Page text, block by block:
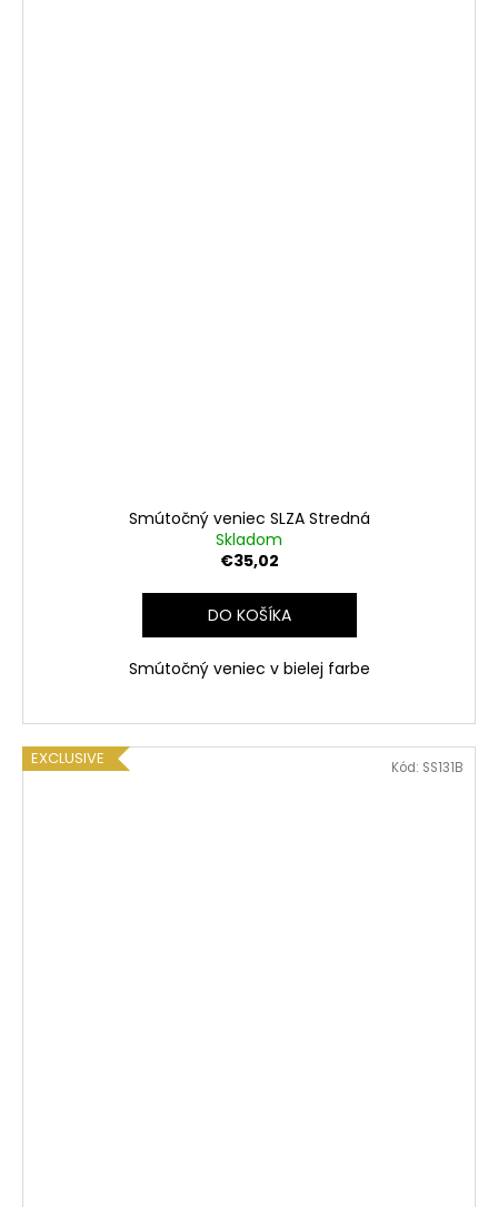
Smútočný veniec SLZA Stredná
Skladom
€35,02
DO KOŠÍKA
Smútočný veniec v bielej farbe
EXCLUSIVE Kód: SS131B